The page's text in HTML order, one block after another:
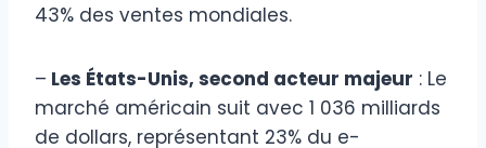
43% des ventes mondiales.
– Les États-Unis, second acteur majeur : Le
marché américain suit avec 1 036 milliards
de dollars, représentant 23% du e-